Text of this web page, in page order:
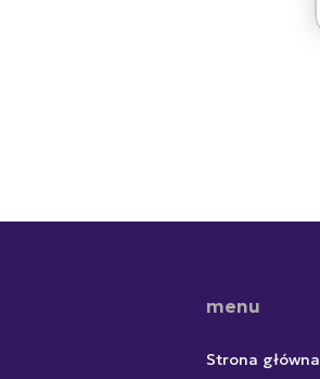
menu
Strona główna